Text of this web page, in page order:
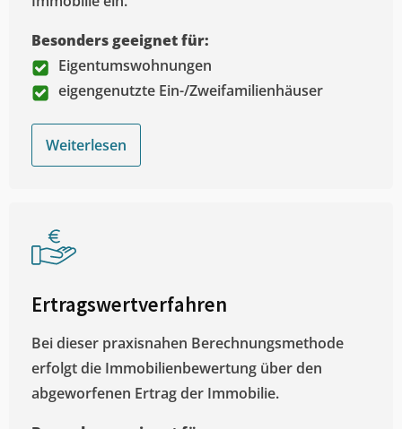
Besonders geeignet für:
Eigentumswohnungen
eigengenutzte Ein-/Zweifamilienhäuser
Weiterlesen
Ertragswertverfahren
Bei dieser praxisnahen Berechnungsmethode
erfolgt die Immobilienbewertung über den
abgeworfenen Ertrag der Immobilie.